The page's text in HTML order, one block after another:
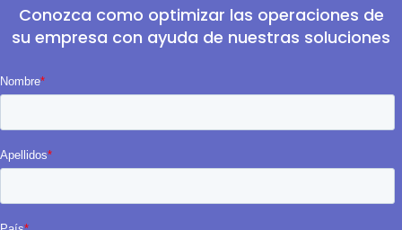
Conozca como optimizar las operaciones de
su empresa con ayuda de nuestras soluciones